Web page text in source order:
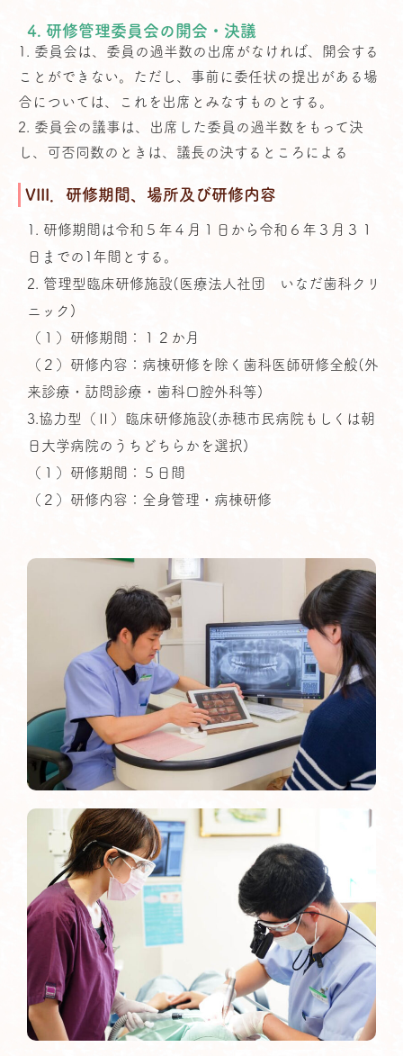
4. 研修管理委員会の開会・決議
1. 委員会は、委員の過半数の出席がなければ、開会する
ことができない。ただし、事前に委任状の提出がある場
合については、これを出席とみなすものとする。
2. 委員会の議事は、出席した委員の過半数をもって決
し、可否同数のときは、議長の決するところによる
VIII．研修期間、場所及び研修内容
1. 研修期間は令和５年４月１日から令和６年３月３１
日までの1年間とする。
2. 管理型臨床研修施設(医療法人社団 いなだ歯科クリ
ニック)
（１）研修期間：１２か月
（２）研修内容：病棟研修を除く歯科医師研修全般(外
来診療・訪問診療・歯科口腔外科等)
3.協力型（Ⅱ）臨床研修施設(赤穂市民病院もしくは朝
日大学病院のうちどちらかを選択)
（１）研修期間：５日間
（２）研修内容：全身管理・病棟研修